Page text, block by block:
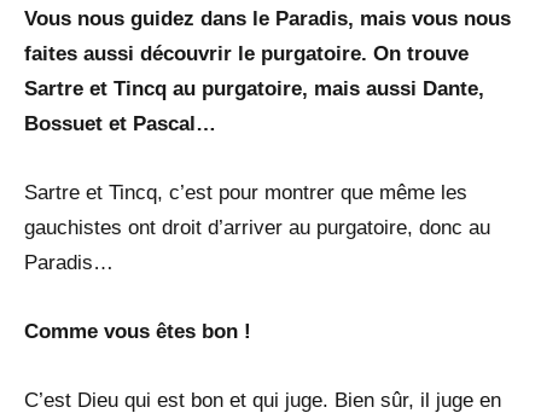
Vous nous guidez dans le Paradis, mais vous nous
faites aussi découvrir le purgatoire. On trouve
Sartre et Tincq au purgatoire, mais aussi Dante,
Bossuet et Pascal…
Sartre et Tincq, c’est pour montrer que même les
gauchistes ont droit d’arriver au purgatoire, donc au
Paradis…
Comme vous êtes bon !
C’est Dieu qui est bon et qui juge. Bien sûr, il juge en